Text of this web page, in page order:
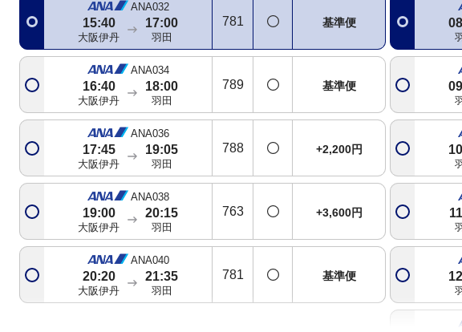
ANA032
15:40
大阪伊丹
17:00
羽田
781 基準便
ANA034
16:40
大阪伊丹
18:00
羽田
789 基準便
ANA036
17:45
大阪伊丹
19:05
羽田
788 +2,200円
ANA038
19:00
大阪伊丹
20:15
羽田
763 +3,600円
ANA040
20:20
大阪伊丹
21:35
羽田
781 基準便